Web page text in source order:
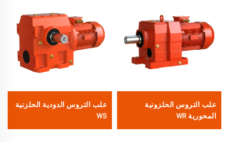
علب التروس الحلزونية
المحورية WR
علب التروس الدودية الحلزنية
WS